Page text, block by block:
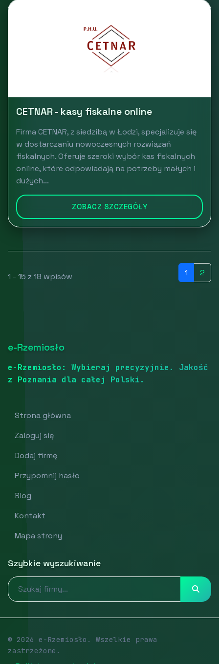
CETNAR - kasy fiskalne online
Firma CETNAR, z siedzibą w Łodzi, specjalizuje się
w dostarczaniu nowoczesnych rozwiązań
fiskalnych. Oferuje szeroki wybór kas fiskalnych
online, które odpowiadają na potrzeby małych i
dużych...
ZOBACZ SZCZEGÓŁY
1 - 15 z 18 wpisów 1 2
e-Rzemiosło
e-Rzemiosło: Wybieraj precyzyjnie. Jakość
z Poznania dla całej Polski.
Strona główna
Zaloguj się
Dodaj firmę
Przypomnij hasło
Blog
Kontakt
Mapa strony
Szybkie wyszukiwanie
© 2026 e-Rzemiosło. Wszelkie prawa
zastrzeżone.